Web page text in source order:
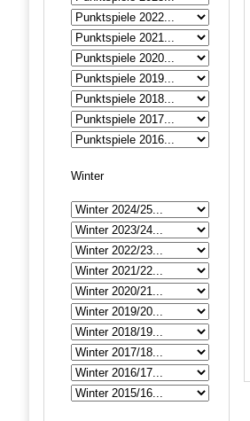
Winter